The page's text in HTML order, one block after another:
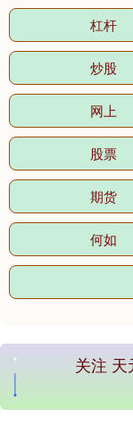
杠杆
炒股
网上
股票
期货
何如
关注